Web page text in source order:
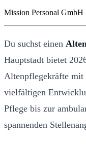
Mission Personal GmbH
Du suchst einen
Hauptstadt bietet
Altenpflegekräfte mit
vielfältigen
Pflege bis zur
spannenden